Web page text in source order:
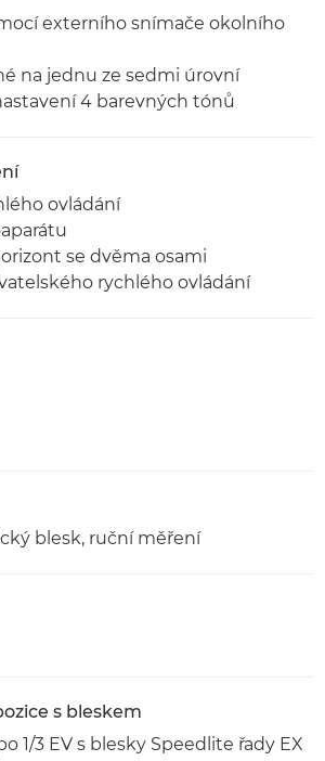
externího snímače okolního
na jednu ze sedmi úrovní
4 barevných tónů
ovládání
se dvěma osami
rychlého ovládání
blesk, ruční měření
s bleskem
1/3 EV s blesky Speedlite řady EX